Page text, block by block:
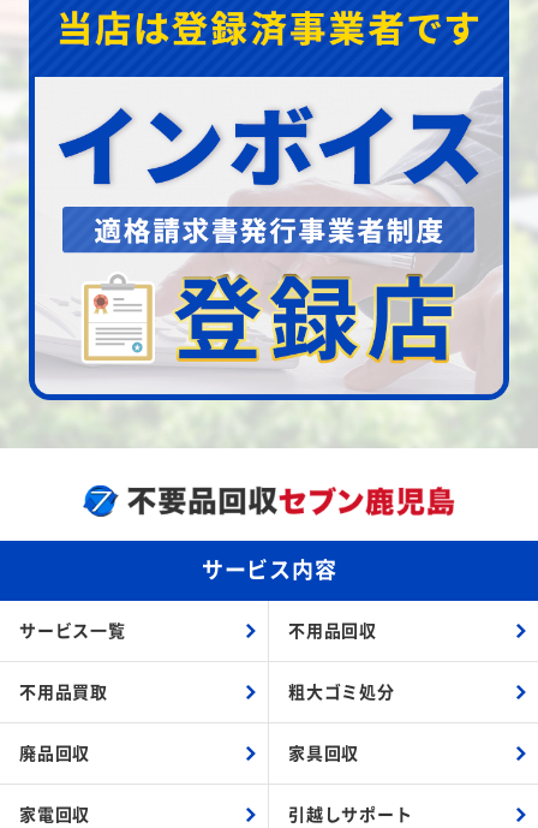
サービス内容
サービス一覧 不用品回収
不用品買取 粗大ゴミ処分
廃品回収 家具回収
家電回収 引越しサポート